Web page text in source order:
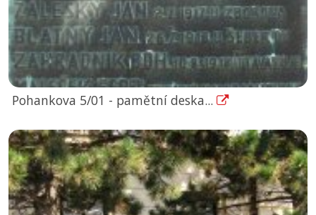
Pohankova 5/01 - pamětní deska...